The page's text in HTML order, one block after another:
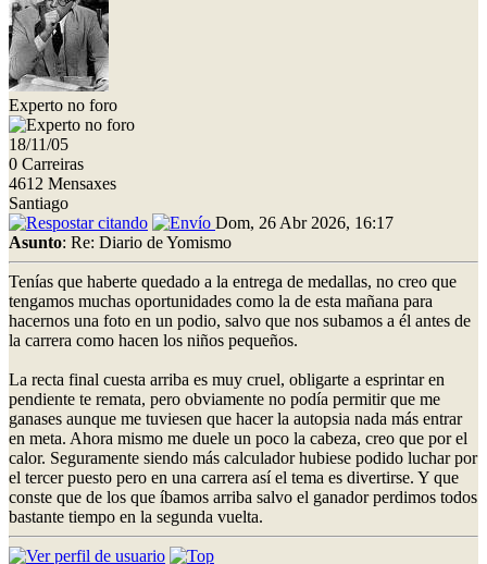
Experto no foro
18/11/05
0 Carreiras
4612 Mensaxes
Santiago
Dom, 26 Abr 2026, 16:17
Asunto: Re: Diario de Yomismo
Tenías que haberte quedado a la entrega de medallas, no creo que
tengamos muchas oportunidades como la de esta mañana para
hacernos una foto en un podio, salvo que nos subamos a él antes de
la carrera como hacen los niños pequeños.
La recta final cuesta arriba es muy cruel, obligarte a esprintar en
pendiente te remata, pero obviamente no podía permitir que me
ganases aunque me tuviesen que hacer la autopsia nada más entrar
en meta. Ahora mismo me duele un poco la cabeza, creo que por el
calor. Seguramente siendo más calculador hubiese podido luchar por
el tercer puesto pero en una carrera así el tema es divertirse. Y que
conste que de los que íbamos arriba salvo el ganador perdimos todos
bastante tiempo en la segunda vuelta.